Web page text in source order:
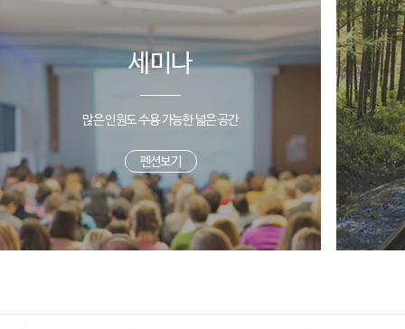
세미나
많은 인원도 수용 가능한 넓은 공간
펜션보기